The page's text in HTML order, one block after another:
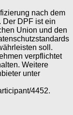
nach dem
Der DPF ist ein
Union und den
soll.
verpflichtet
Weitere
unter
4452.